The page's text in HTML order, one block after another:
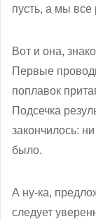
пусть, а мы
Вот и она,
Первые
поплавок
Подсечка
закончилось:
было.
А ну-ка,
следует